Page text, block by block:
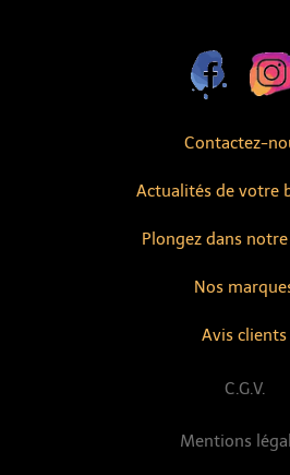
Contactez-
Actualités de votre
Avis clients
Nos
Plongez dans
Mentions
C.G.V.